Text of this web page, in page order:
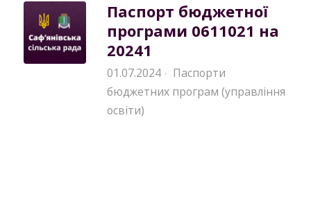
Паспорт бюджетної
програми 0611021 на
20241
01.07.2024 · Паспорти
бюджетних програм (управління
освіти)